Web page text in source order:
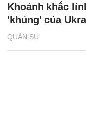
QUÂN SỰ
Khoảnh khắc
'khủng' của